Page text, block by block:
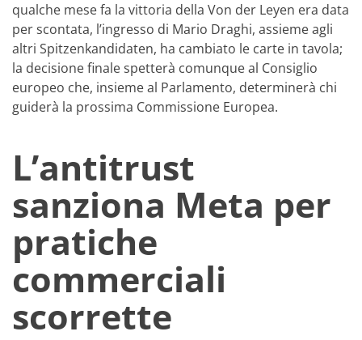
qualche mese fa la vittoria della Von der Leyen era data
per scontata, l’ingresso di Mario Draghi, assieme agli
altri Spitzenkandidaten, ha cambiato le carte in tavola;
la decisione finale spetterà comunque al Consiglio
europeo che, insieme al Parlamento, determinerà chi
guiderà la prossima Commissione Europea.
L’antitrust
sanziona Meta per
pratiche
commerciali
scorrette